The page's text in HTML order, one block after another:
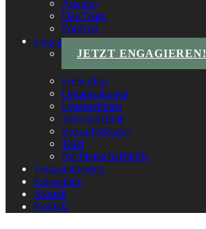
Agentur
Das Team
Förderer
Engagements
JETZT ENGAGIEREN!
Freiwillige
Organisationen
Unternehmen
VereinsSchule
ZukunftsStarter
Tafel
Nachbarschaftshilfe
Veranstaltungen
Krisenhilfe
Aktuell
Kontakt